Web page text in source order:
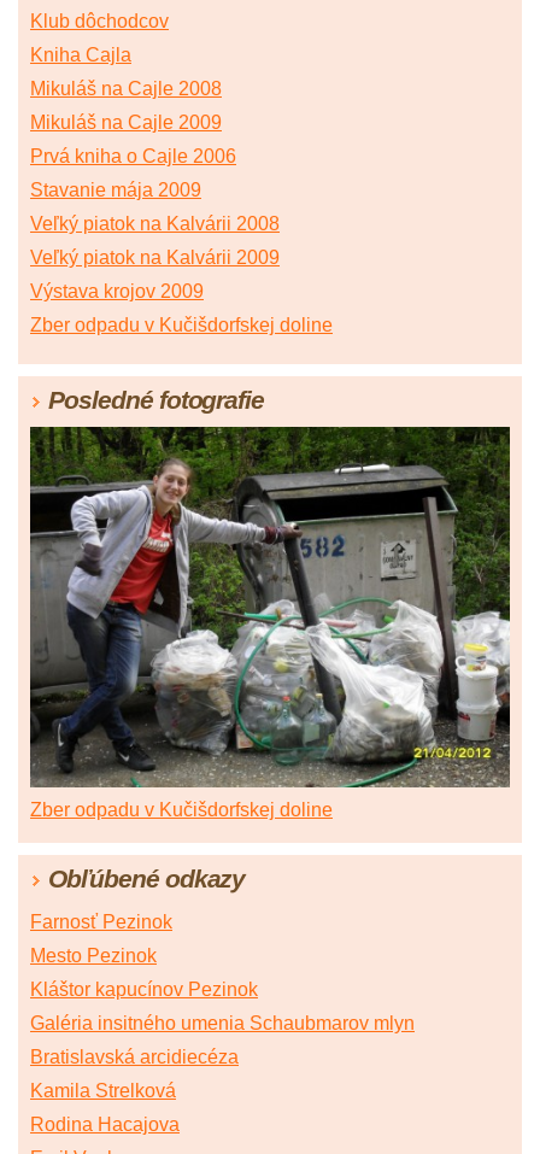
Klub dôchodcov
Kniha Cajla
Mikuláš na Cajle 2008
Mikuláš na Cajle 2009
Prvá kniha o Cajle 2006
Stavanie mája 2009
Veľký piatok na Kalvárii 2008
Veľký piatok na Kalvárii 2009
Výstava krojov 2009
Zber odpadu v Kučišdorfskej doline
Posledné fotografie
Zber odpadu v Kučišdorfskej doline
Obľúbené odkazy
Farnosť Pezinok
Mesto Pezinok
Kláštor kapucínov Pezinok
Galéria insitného umenia Schaubmarov mlyn
Bratislavská arcidiecéza
Kamila Strelková
Rodina Hacajova